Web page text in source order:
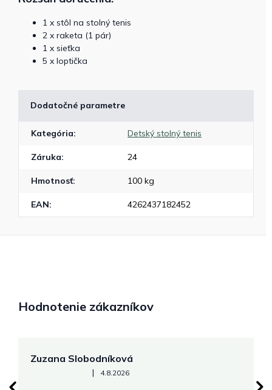
1 x stôl na stolný tenis
2 x raketa (1 pár)
1 x sieťka
5 x loptička
Dodatočné parametre
Kategória: Detský stolný tenis
Záruka: 24
Hmotnosť: 100 kg
EAN: 4262437182452
Hodnotenie zákazníkov
Zuzana Slobodníková
Hodnotenie obchodu je 5 z 5 hviezdičiek.
| 4.8.2026